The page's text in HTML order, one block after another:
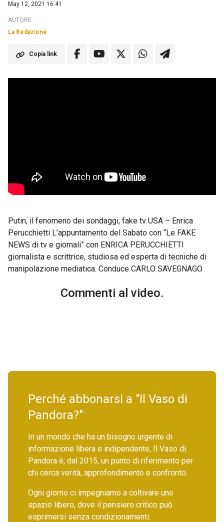
May 12, 2021 16:41
AUTORE
La Redazione
Copia link
Putin, il fenomeno dei sondaggi, fake tv USA – Enrica
Perucchietti L’appuntamento del Sabato con “Le FAKE
NEWS di tv e giornali” con ENRICA PERUCCHIETTI
giornalista e scrittrice, studiosa ed esperta di tecniche di
manipolazione mediatica. Conduce CARLO SAVEGNAGO
Commenti al video.
Perché abbonarsi a "Il Vaso di
Pandora?"
In un mondo che ha un bisogno urgente di
informazione libera e indipendente, Il Vaso di
Pandora è, dal 2015, un punto di riferimento per
chi cerca verità, approfondimento e confronto.
Ogni giorno ci impegniamo a coltivare uno
spazio libero, dove il pensiero critico può
esprimersi senza condizionamenti.